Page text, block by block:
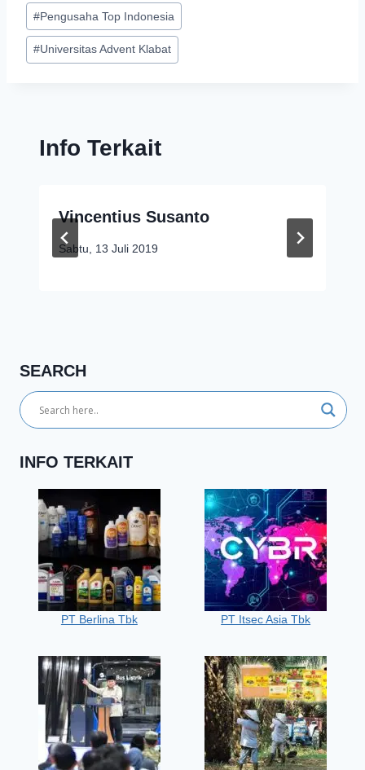
#Pengusaha Top Indonesia
#Universitas Advent Klabat
Info Terkait
Vincentius Susanto
Sabtu, 13 Juli 2019
SEARCH
INFO TERKAIT
PT Berlina Tbk PT Itsec Asia Tbk